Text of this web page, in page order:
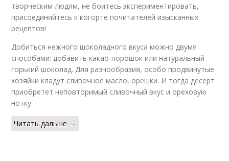
творческим людям, не боитесь экспериментировать,
присоединяйтесь к когорте почитателей изысканных
рецептов!
Добиться нежного шоколадного вкуса можно двумя
способами: добавить какао-порошок или натуральный
горький шоколад. Для разнообразия, особо продвинутые
хозяйки кладут сливочное масло, орешки. И тогда десерт
приобретет неповторимый сливочный вкус и ореховую
нотку.
Читать дальше →